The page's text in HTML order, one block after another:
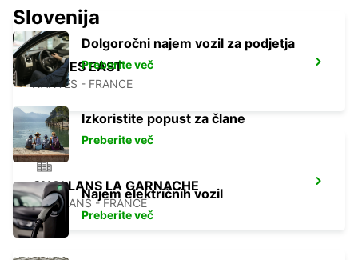
NANTES EAST
NANTES - FRANCE
CHALLANS LA GARNACHE
CHALLANS - FRANCE
Slovenija
Dolgoročni najem vozil za podjetja
Preberite več
Izkoristite popust za člane
Preberite več
Najem električnih vozil
Preberite več